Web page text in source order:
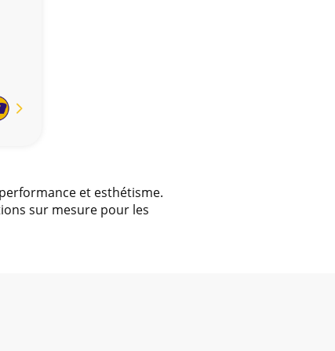
En
et esthétisme.
sur mesure pour les